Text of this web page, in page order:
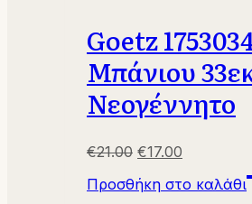
Goetz
Μπάνιου
Νεογέννητο
€21.00 Original
price
€17.00
τρέχουσα
Προσθήκη στο καλάθι